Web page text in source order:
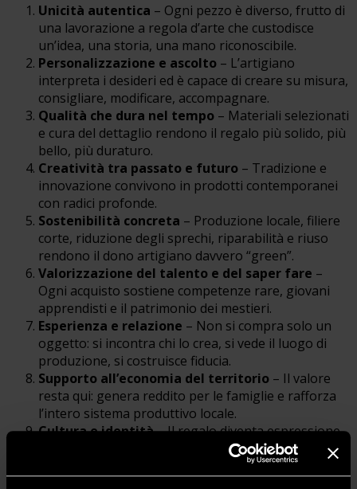
Unicità autentica – Ogni pezzo è diverso, frutto di
una lavorazione a regola d’arte che custodisce
un’idea, una storia, una mano riconoscibile.
Personalizzazione e ascolto – L’artigiano
interpreta i desideri ed è capace di creare su misura,
consigliare, modificare, accompagnare.
Qualità che dura nel tempo – Materiali selezionati
e cura del dettaglio rendono il regalo più solido, più
bello, più duraturo.
Creatività tra passato e futuro – Tradizione e
innovazione convivono in prodotti contemporanei
con radici profonde.
Sostenibilità concreta – Produzione locale, filiere
corte, riduzione degli sprechi, riparabilità e riuso
rendono il dono artigiano davvero “green”.
Valorizzazione del talento e del saper fare –
Ogni acquisto sostiene competenze rare, giovani
apprendisti e il patrimonio dei mestieri.
Esperienza e relazione – Non si compra solo un
oggetto: si incontra chi lo crea, si vede il luogo di
produzione, si costruisce fiducia.
Supporto all’economia del territorio – Il valore
resta qui: genera reddito per le famiglie e rafforza
l’intero sistema produttivo locale.
Cultura e identità– Il regalo diventa espressione
, delle tradizioni, dei simboli e della